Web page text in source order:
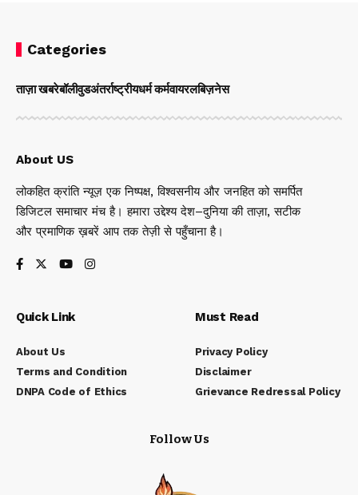
Categories
ताज़ा खबरेबॉलीवुडअंतर्राष्ट्रीयधर्म कर्मवायरलबिज़नेस
About US
लोकहित क्रांति न्यूज़ एक निष्पक्ष, विश्वसनीय और जनहित को समर्पित
डिजिटल समाचार मंच है। हमारा उद्देश्य देश–दुनिया की ताज़ा, सटीक
और प्रमाणिक ख़बरें आप तक तेज़ी से पहुँचाना है।
Quick Link
About Us
Terms and Condition
DNPA Code of Ethics
Must Read
Privacy Policy
Disclaimer
Grievance Redressal Policy
Follow Us